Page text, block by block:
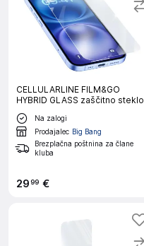
CELLULARLINE FILM&GO
HYBRID GLASS zaščitno steklo
Na zalogi
Prodajalec Big Bang
Brezplačna poštnina za člane
kluba
2999 €